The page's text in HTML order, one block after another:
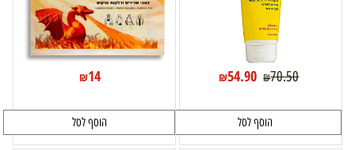
₪70.50
₪54.90
הוסף לסל
₪14
הוסף לסל